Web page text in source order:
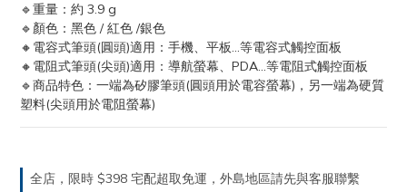
🔹重量：約 3.9 g
🔹顏色：黑色 / 紅色 /銀色
🔸電容式筆頭(圓頭)適用：手機、平板...等電容式觸控面板
🔸電阻式筆頭(尖頭)適用：導航螢幕、PDA...等電阻式觸控面板
🔹商品特色：一端為矽膠筆頭(圓頭用於電容螢幕)，另一端為硬質
塑料(尖頭用於電阻螢幕)
全店，限時 $398 宅配超取免運，外島地區請先與客服聯繫